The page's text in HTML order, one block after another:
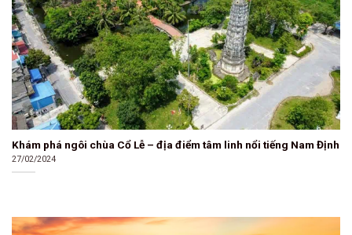
Khám phá ngôi chùa Cổ Lễ – địa điểm tâm linh nổi tiếng Nam Định
27/02/2024